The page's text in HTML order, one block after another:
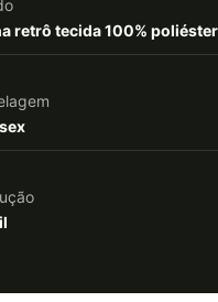
retrô tecida 100% poliéster